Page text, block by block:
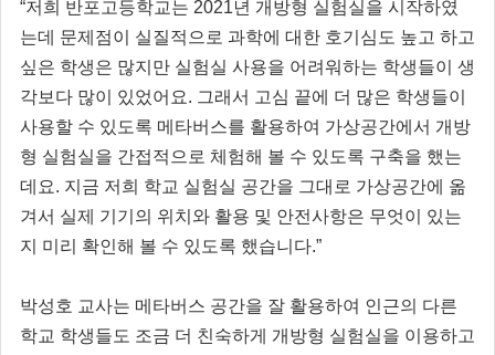
“저희 반포고등학교는 2021년 개방형 실험실을 시작하였
는데 문제점이 실질적으로 과학에 대한 호기심도 높고 하고
싶은 학생은 많지만 실험실 사용을 어려워하는 학생들이 생
각보다 많이 있었어요. 그래서 고심 끝에 더 많은 학생들이
사용할 수 있도록 메타버스를 활용하여 가상공간에서 개방
형 실험실을 간접적으로 체험해 볼 수 있도록 구축을 했는
데요. 지금 저희 학교 실험실 공간을 그대로 가상공간에 옮
겨서 실제 기기의 위치와 활용 및 안전사항은 무엇이 있는
지 미리 확인해 볼 수 있도록 했습니다.”
박성호 교사는 메타버스 공간을 잘 활용하여 인근의 다른
학교 학생들도 조금 더 친숙하게 개방형 실험실을 이용하고